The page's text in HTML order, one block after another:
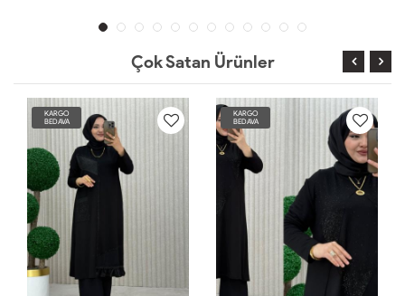
Çok Satan Ürünler
KARGO
BEDAVA
KARGO
BEDAVA